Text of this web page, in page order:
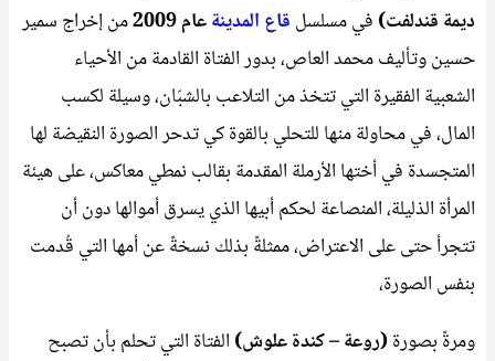
ديمة قندلفت) في مسلسل قاع المدينةعام 2009
من إخراج سمير
حسين وتأليف محمد العاص، بدور الفتاة القادمة من الأحياء
الشعبية الفقيرة التي تتخذ من التلاعب بالشبّان، وسيلة لكسب
المال، في محاولة منها للتحلي بالقوة كي تدحر الصورة النقيضة لها
المتجسدة في أختها الأرملة المقدمة بقالب نمطي معاكس، على هيئة
المرأة الذليلة، المنصاعة لحكم أبيها الذي يسرق أموالها دون أن
تتجرأ حتى على الاعتراض، ممثلةً بذلك نسخةً عن أمها التي قُدمت
بنفس الصورة،
ومرةً بصورة(روعة – كندة علوش) الفتاة التي تحلم بأن تصبح